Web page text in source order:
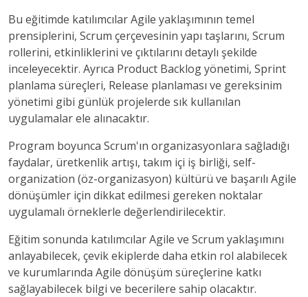
Bu eğitimde katılımcılar Agile yaklaşımının temel
prensiplerini, Scrum çerçevesinin yapı taşlarını, Scrum
rollerini, etkinliklerini ve çıktılarını detaylı şekilde
inceleyecektir. Ayrıca Product Backlog yönetimi, Sprint
planlama süreçleri, Release planlaması ve gereksinim
yönetimi gibi günlük projelerde sık kullanılan
uygulamalar ele alınacaktır.
Program boyunca Scrum'ın organizasyonlara sağladığı
faydalar, üretkenlik artışı, takım içi iş birliği, self-
organization (öz-organizasyon) kültürü ve başarılı Agile
dönüşümler için dikkat edilmesi gereken noktalar
uygulamalı örneklerle değerlendirilecektir.
Eğitim sonunda katılımcılar Agile ve Scrum yaklaşımını
anlayabilecek, çevik ekiplerde daha etkin rol alabilecek
ve kurumlarında Agile dönüşüm süreçlerine katkı
sağlayabilecek bilgi ve becerilere sahip olacaktır.